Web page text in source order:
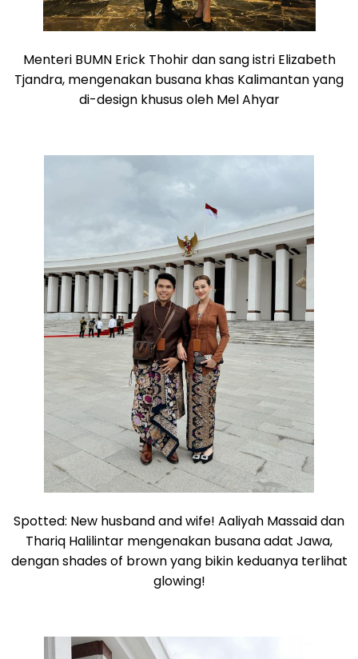
Menteri BUMN Erick Thohir dan sang istri Elizabeth
Tjandra, mengenakan busana khas Kalimantan yang
di-design khusus oleh Mel Ahyar
Spotted: New husband and wife! Aaliyah Massaid dan
Thariq Halilintar mengenakan busana adat Jawa,
dengan shades of brown yang bikin keduanya terlihat
glowing!